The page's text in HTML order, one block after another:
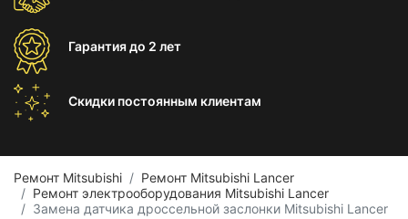
Гарантиядо 2 лет
Скидки постоянным клиентам
Ремонт Mitsubishi
Ремонт Mitsubishi Lancer
Ремонт электрооборудования Mitsubishi Lancer
Замена датчика дроссельной заслонки Mitsubishi Lancer